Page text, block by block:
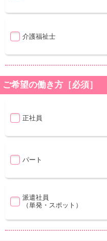
介護福祉士
ご希望の働き方［必須］
正社員
パート
派遣社員
（単発・スポット）